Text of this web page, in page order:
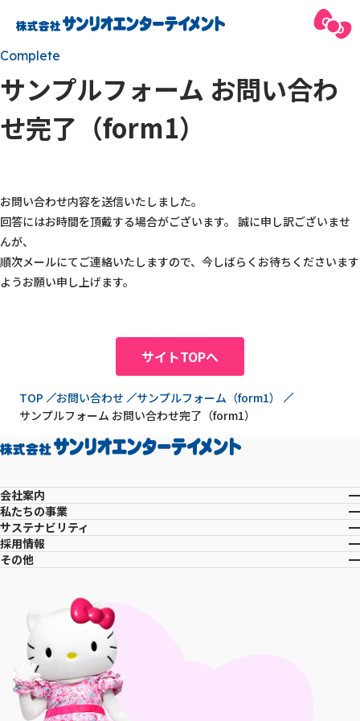
Complete
サンプルフォーム お問い合わ
せ完了（form1）
お問い合わせ内容を送信いたしました。
回答にはお時間を頂戴する場合がございます。 誠に申し訳ございませ
んが、
順次メールにてご連絡いたしますので、今しばらくお待ちくださいます
ようお願い申し上げます。
サイトTOPへ
現在位置
TOP お問い合わせ
サンプルフォーム（form1）
サンプルフォーム お問い合わせ完了（form1）
会社案内
私たちの事業
サステナビリティ
採用情報
その他